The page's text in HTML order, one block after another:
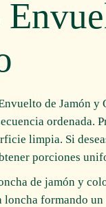
de Jamón y
ordenada.
limpia. Si
porciones
de jamón y
loncha formando